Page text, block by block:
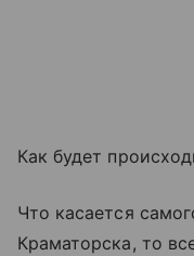
Как будет
Что касается
Краматорска, то